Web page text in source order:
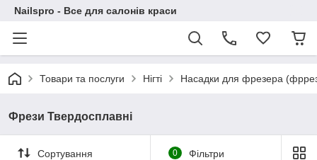
Nailspro - Все для салонів краси
Товари та послуги Нігті Насадки для фрезера
Фрези Твердосплавні
Сортування 0 Фільтри